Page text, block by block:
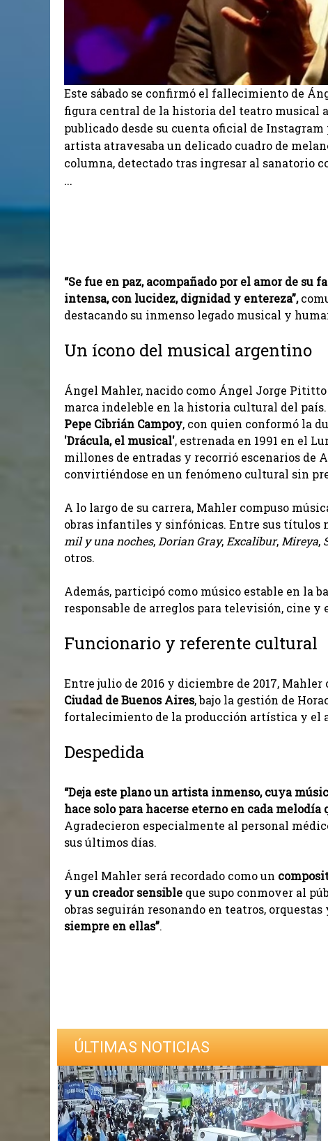
Este sábado se confirmó el fallecimiento de
figura central de la historia del teatro musical
publicado desde su cuenta oficial de
artista atravesaba un delicado cuadro de
columna, detectado tras ingresar al sanatorio
...
“Se fue en paz, acompañado por el amor de su
intensa, con lucidez, dignidad y entereza”,
destacando su inmenso legado musical y
Un ícono del musical argentino
Ángel Mahler, nacido como Ángel Jorge Pititto
marca indeleble en la historia cultural del
Pepe Cibrián Campoy, con quien conformó la
'Drácula, el musical', estrenada en 1991 en el
millones de entradas y recorrió escenarios de
convirtiéndose en un fenómeno cultural sin
A lo largo de su carrera, Mahler compuso
obras infantiles y sinfónicas. Entre sus títulos
mil y una noches, Dorian Gray, Excalibur, Mireya,
otros.
Además, participó como músico estable en la
responsable de arreglos para televisión, cine
Funcionario y referente cultural
Entre julio de 2016 y diciembre de 2017, Mahler
Ciudad de Buenos Aires, bajo la gestión de
fortalecimiento de la producción artística y el
Despedida
“Deja este plano un artista inmenso, cuya
hace solo para hacerse eterno en cada melodía
Agradecieron especialmente al personal
sus últimos días.
Ángel Mahler será recordado como un
y un creador sensible que supo conmover al
obras seguirán resonando en teatros, orquestas
siempre en ellas”.
ÚLTIMAS NOTICIAS